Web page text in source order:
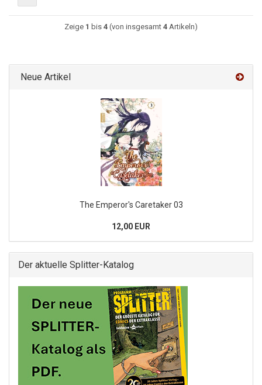
Zeige 1 bis 4 (von insgesamt 4 Artikeln)
Neue Artikel
The Emperor's Caretaker 03
12,00 EUR
Der aktuelle Splitter-Katalog